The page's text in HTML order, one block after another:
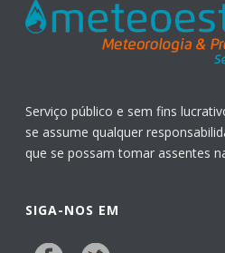
Serviço público e sem fins
se assume qualquer
que se possam tomar assentes
SIGA-NOS EM